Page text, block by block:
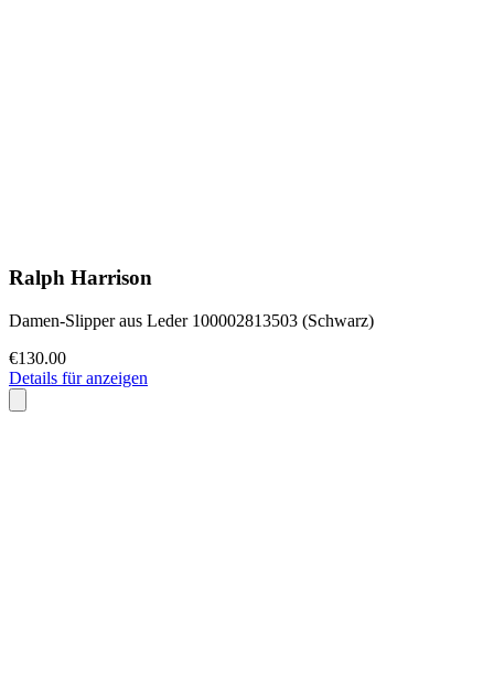
Ralph Harrison
Damen-Slipper aus Leder 100002813503 (Schwarz)
€130.00
Details für anzeigen